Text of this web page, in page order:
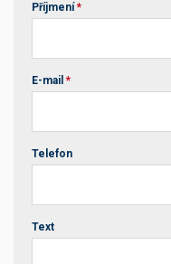
Příjmení *
E-mail *
Telefon
Text